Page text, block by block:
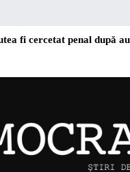
fi cercetat penal după